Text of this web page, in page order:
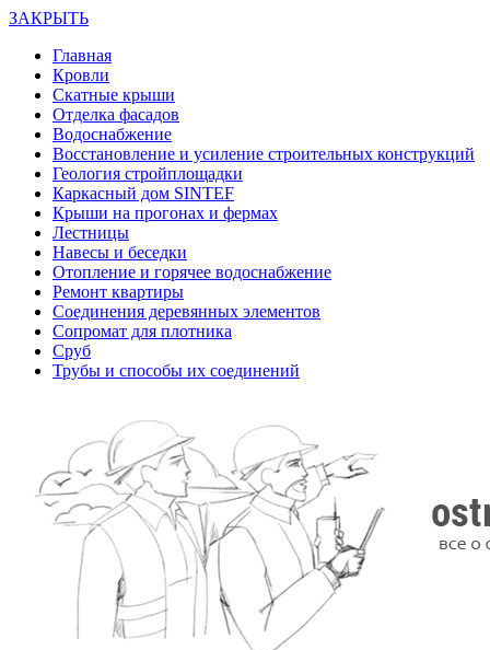
ЗАКРЫТЬ
Главная
Кровли
Скатные крыши
Отделка фасадов
Водоснабжение
Восстановление и усиление строительных конструкций
Геология стройплощадки
Каркасный дом SINTEF
Крыши на прогонах и фермах
Лестницы
Навесы и беседки
Отопление и горячее водоснабжение
Ремонт квартиры
Соединения деревянных элементов
Сопромат для плотника
Сруб
Трубы и способы их соединений